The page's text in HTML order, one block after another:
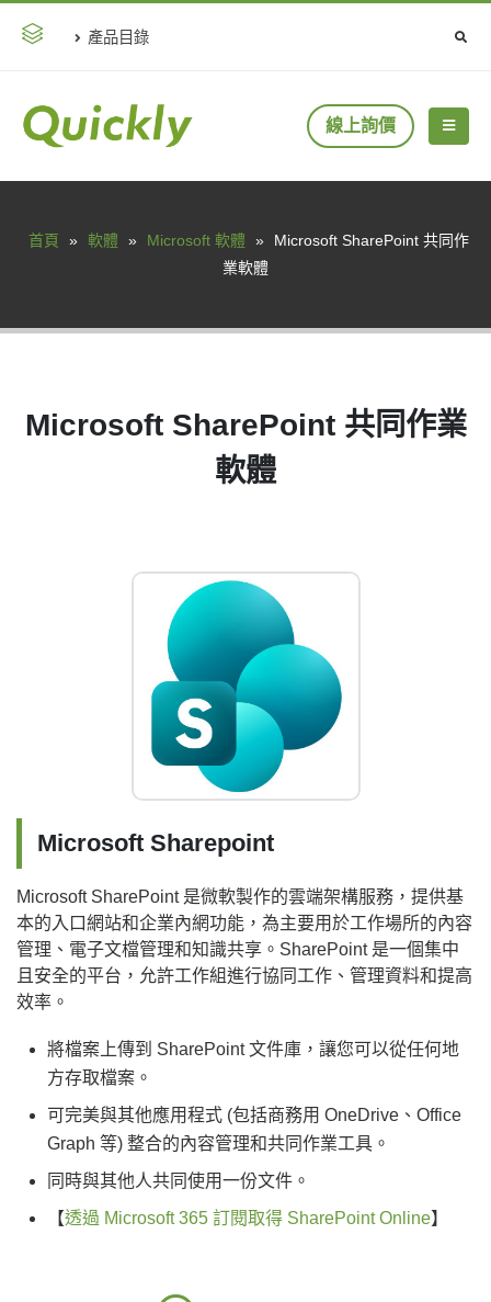
產品目錄
線上詢價
首頁 » 軟體 » Microsoft 軟體 »
Microsoft SharePoint 共同作
業軟體
Microsoft SharePoint 共同作業
軟體
Microsoft Sharepoint
Microsoft SharePoint 是微軟製作的雲端架構服務，提供基
本的入口網站和企業內網功能，為主要用於工作場所的內容
管理、電子文檔管理和知識共享。SharePoint 是一個集中
且安全的平台，允許工作組進行協同工作、管理資料和提高
效率。
將檔案上傳到 SharePoint 文件庫，讓您可以從任何地
方存取檔案。
可完美與其他應用程式 (包括商務用 OneDrive、Office
Graph 等) 整合的內容管理和共同作業工具。
同時與其他人共同使用一份文件。
【透過 Microsoft 365 訂閱取得 SharePoint Online】